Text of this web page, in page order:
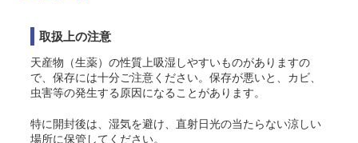
取扱上の注意
天産物（生薬）の性質上吸湿しやすいものがありますの
で、保存には十分ご注意ください。保存が悪いと、カビ、
虫害等の発生する原因になることがあります。
特に開封後は、湿気を避け、直射日光の当たらない涼しい
場所に保管してください。